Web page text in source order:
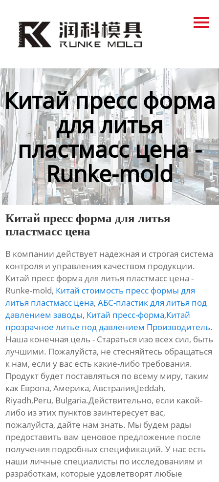
Продукция
Контакты
Китай пресс форма
для литья
пластмасс цена -
Runke-mold
Китай пресс форма для литья
пластмасс цена
В компании действует надежная и строгая система
контроля и управления качеством продукции.
Китай пресс форма для литья пластмасс цена -
Runke-mold, Китай стоимость пресс формы для
литья пластмасс цена,АБС-пластик для литья под
давлением заводы, Китай пресс-форма,Китай
прозрачное литье под давлением Производитель.
Наша конечная цель - Стараться изо всех сил, быть
лучшими. Пожалуйста, не стесняйтесь обращаться
к нам, если у вас есть какие-либо требования.
Продукт будет поставляться по всему миру, таким
как Европа, Америка, Австралия,Jeddah,
Riyadh,Peru, Bulgaria.Действительно, если какой-
либо из этих пунктов заинтересует вас,
пожалуйста, дайте нам знать. Мы будем рады
предоставить вам ценовое предложение после
получения подробных спецификаций. У нас есть
наши личные специалисты по исследованиям и
разработкам, которые удовлетворят любые